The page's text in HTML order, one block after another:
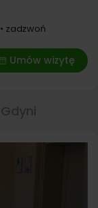
zadzwoń
Umów wizytę